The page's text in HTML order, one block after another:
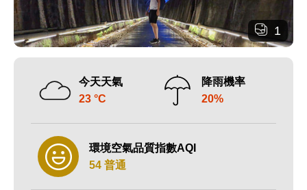
1
今天天氣
23 °C
降雨機率
20%
環境空氣品質指數AQI
54 普通